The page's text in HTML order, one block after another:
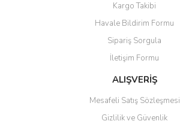
Kargo Takibi
Havale Bildirim Formu
Sipariş Sorgula
İletişim Formu
ALIŞVERİŞ
Mesafeli Satış Sözleşmesi
Gizlilik ve Güvenlik